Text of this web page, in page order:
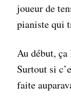
joueur de
pianiste qui
Au début,
Surtout si
faite